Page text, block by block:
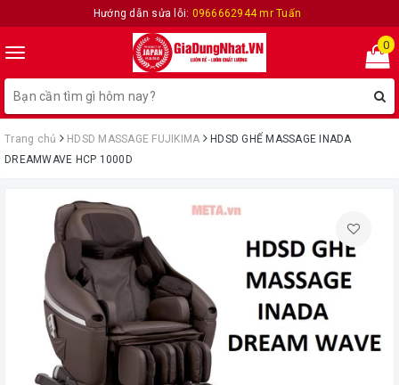
Hướng dẫn sửa lỗi: 0966662944 mr Tuấn
Toggle
navigation
0
Trang chủ HDSD MASSAGE FUJIKIMA
HDSD GHẾ MASSAGE INADA
DREAMWAVE HCP 1000D